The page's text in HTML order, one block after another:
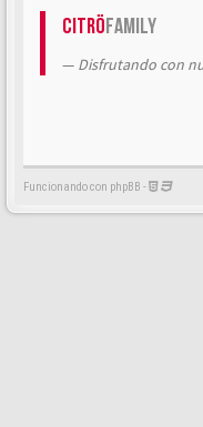
CitröFamily
Disfrutando con
Funcionando con phpBB -